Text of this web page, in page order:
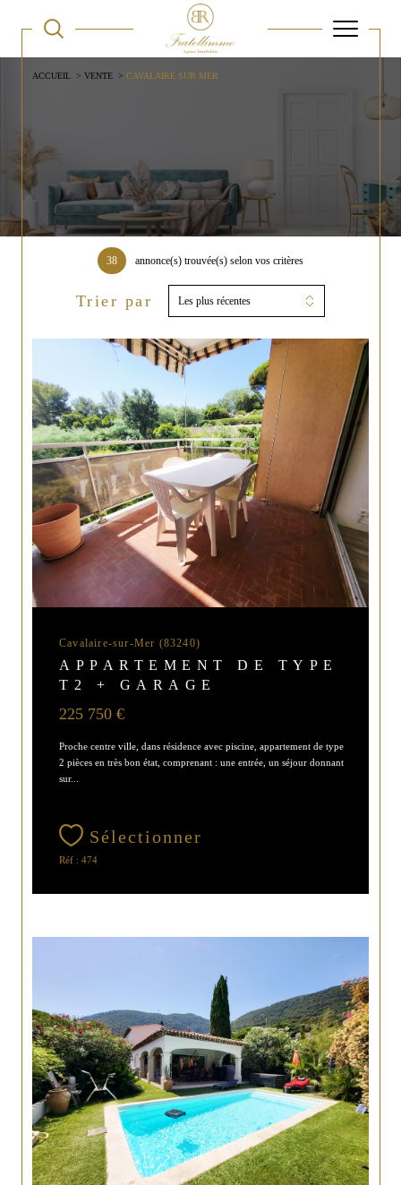
ACCUEIL VENTE CAVALAIRE SUR MER
38 annonce(s) trouvée(s) selon vos critères
Trier par Les plus récentes
Cavalaire-sur-Mer (83240)
APPARTEMENT DE TYPE
T2 + GARAGE
225 750 €
Proche centre ville, dans résidence avec piscine, appartement de type
2 pièces en très bon état, comprenant : une entrée, un séjour donnant
sur...
Sélectionner
Réf : 474